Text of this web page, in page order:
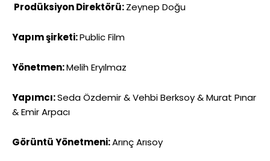
Prodüksiyon Direktörü:Zeynep Doğu
Yapım şirketi:Public Film
Yönetmen:Melih Eryılmaz
Yapımcı:Seda Özdemir & Vehbi Berksoy & Murat Pınar
& Emir Arpacı
Görüntü Yönetmeni:Arınç Arısoy